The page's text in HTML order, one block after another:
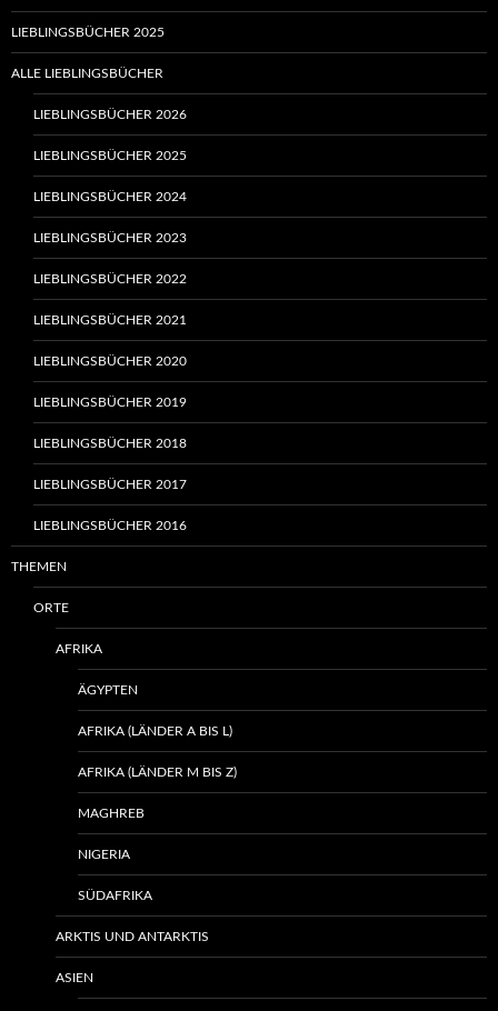
LIEBLINGSBÜCHER 2025
ALLE LIEBLINGSBÜCHER
LIEBLINGSBÜCHER 2026
LIEBLINGSBÜCHER 2025
LIEBLINGSBÜCHER 2024
LIEBLINGSBÜCHER 2023
LIEBLINGSBÜCHER 2022
LIEBLINGSBÜCHER 2021
LIEBLINGSBÜCHER 2020
LIEBLINGSBÜCHER 2019
LIEBLINGSBÜCHER 2018
LIEBLINGSBÜCHER 2017
LIEBLINGSBÜCHER 2016
THEMEN
ORTE
AFRIKA
ÄGYPTEN
AFRIKA (LÄNDER A BIS L)
AFRIKA (LÄNDER M BIS Z)
MAGHREB
NIGERIA
SÜDAFRIKA
ARKTIS UND ANTARKTIS
ASIEN